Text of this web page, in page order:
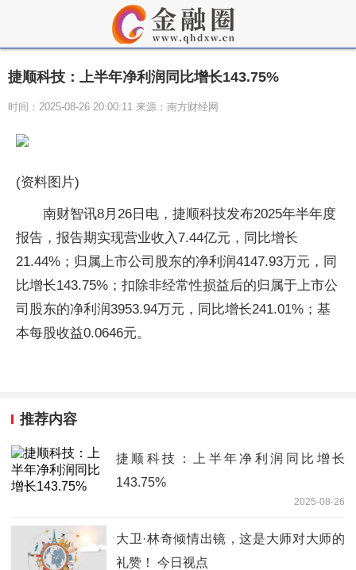
捷顺科技：上半年净利润同比增长143.75%
时间：2025-08-26 20:00:11 来源：南方财经网
(资料图片)
南财智讯8月26日电，捷顺科技发布2025年半年度
报告，报告期实现营业收入7.44亿元，同比增长
21.44%；归属上市公司股东的净利润4147.93万元，同
比增长143.75%；扣除非经常性损益后的归属于上市公
司股东的净利润3953.94万元，同比增长241.01%；基
本每股收益0.0646元。
推荐内容
捷顺科技：上半年净利润同比增长
143.75%
2025-08-26
大卫·林奇倾情出镜，这是大师对大师的
礼赞！ 今日视点